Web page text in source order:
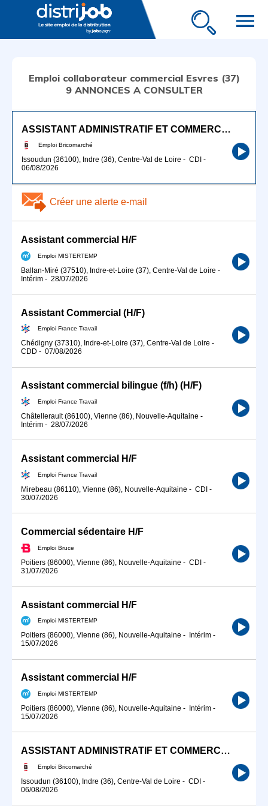
menu
Emploi collaborateur commercial Esvres (37)
9 ANNONCES A CONSULTER
ASSISTANT ADMINISTRATIF ET COMMERCIAL (H/F)
Emploi Bricomarché
Issoudun (36100), Indre (36), Centre-Val de Loire - CDI -
06/08/2026
Créer une alerte e-mail
Assistant commercial H/F
Emploi MISTERTEMP
Ballan-Miré (37510), Indre-et-Loire (37), Centre-Val de Loire -
Intérim - 28/07/2026
Assistant Commercial (H/F)
Emploi France Travail
Chédigny (37310), Indre-et-Loire (37), Centre-Val de Loire -
CDD - 07/08/2026
Assistant commercial bilingue (f/h) (H/F)
Emploi France Travail
Châtellerault (86100), Vienne (86), Nouvelle-Aquitaine -
Intérim - 28/07/2026
Assistant commercial H/F
Emploi France Travail
Mirebeau (86110), Vienne (86), Nouvelle-Aquitaine - CDI -
30/07/2026
Commercial sédentaire H/F
Emploi Bruce
Poitiers (86000), Vienne (86), Nouvelle-Aquitaine - CDI -
31/07/2026
Assistant commercial H/F
Emploi MISTERTEMP
Poitiers (86000), Vienne (86), Nouvelle-Aquitaine - Intérim -
15/07/2026
Assistant commercial H/F
Emploi MISTERTEMP
Poitiers (86000), Vienne (86), Nouvelle-Aquitaine - Intérim -
15/07/2026
ASSISTANT ADMINISTRATIF ET COMMERCIAL (H/F)
Emploi Bricomarché
Issoudun (36100), Indre (36), Centre-Val de Loire - CDI -
06/08/2026